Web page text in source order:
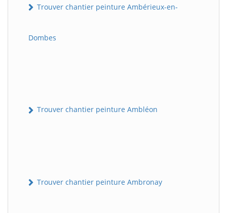
Trouver chantier peinture Ambérieux-en-
Dombes
Trouver chantier peinture Ambléon
Trouver chantier peinture Ambronay